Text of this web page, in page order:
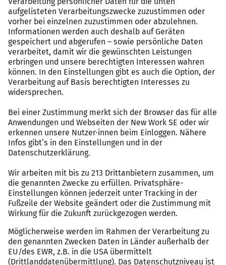
Ihre Benefits – Darauf können Sie sich verlassen
Flexibilität, die zu Ihnen passt: Ob Vollzeit,
Teilzeit oder verlässliche Dienste – gestalten Sie
Ihre persönliche Work-Life-Balance. Ein starkes
Team und wertschätzende Führung warten auf
Sie!
Faire & attraktive Vergütung: Ihre Leistung
verdient Anerkennung, deshalb bieten wir Ihnen
eine wertschätzende Vergütung, nach TV/VKA
Ärzte bis zu 31 Urlaubstage sowie zusätzliche
Sonderurlaubstage.
Exklusive geldwerte Vorteile: Profitieren Sie von
Firmenfahrrad-Leasing, exklusiven Rabatten bei
Top-Marken, einem Zuschuss zum
Deutschlandticket, betriebliche Altersvorsorge,
vielseitigen Gesundheitsangeboten und
kostenlosen Parkplätzen.
Fitness & Wellness: Mit dem EGYM